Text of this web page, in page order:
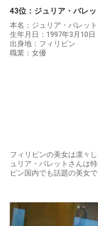
43位：ジュリア・バレッ
本名：ジュリア・バレット
生年月日：1997年3月10日
出身地：フィリピン
職業：女優
フィリピンの美女は凛々
ュリア・バレットさんは
ピン国内でも話題の美女